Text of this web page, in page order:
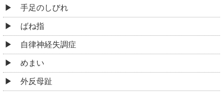
手足のしびれ
ばね指
自律神経失調症
めまい
外反母趾